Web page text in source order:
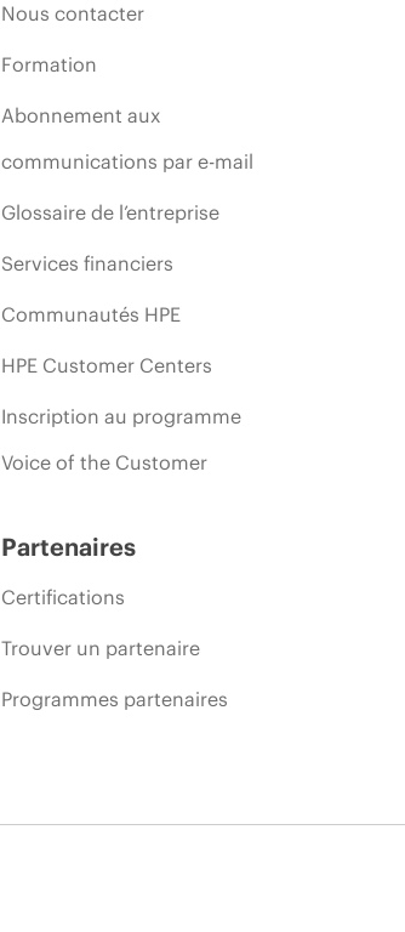
Nous contacter
Formation
Abonnement aux
communications par e-mail
Glossaire de l’entreprise
Services financiers
Communautés HPE
HPE Customer Centers
Inscription au programme
Voice of the Customer
Partenaires
Certifications
Trouver un partenaire
Programmes partenaires